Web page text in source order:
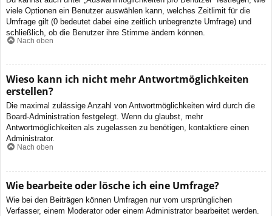
viele Optionen ein Benutzer auswählen kann, welches Zeitlimit für die
Umfrage gilt (0 bedeutet dabei eine zeitlich unbegrenzte Umfrage) und
schließlich, ob die Benutzer ihre Stimme ändern können.
Nach oben
Wieso kann ich nicht mehr Antwortmöglichkeiten
erstellen?
Die maximal zulässige Anzahl von Antwortmöglichkeiten wird durch die
Board-Administration festgelegt. Wenn du glaubst, mehr
Antwortmöglichkeiten als zugelassen zu benötigen, kontaktiere einen
Administrator.
Nach oben
Wie bearbeite oder lösche ich eine Umfrage?
Wie bei den Beiträgen können Umfragen nur vom ursprünglichen
Verfasser, einem Moderator oder einem Administrator bearbeitet werden.